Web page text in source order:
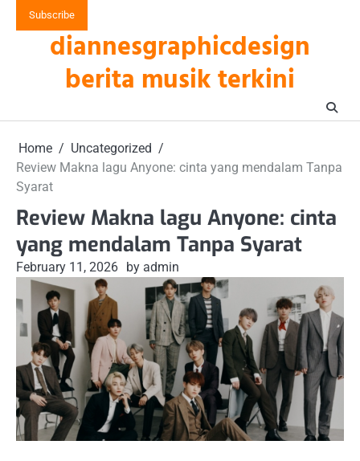
Subscribe
diannesgraphicdesign
berita musik terkini
Home
Uncategorized
Review Makna lagu Anyone: cinta yang mendalam Tanpa
Syarat
Review Makna lagu Anyone: cinta
yang mendalam Tanpa Syarat
February 11, 2026 by admin